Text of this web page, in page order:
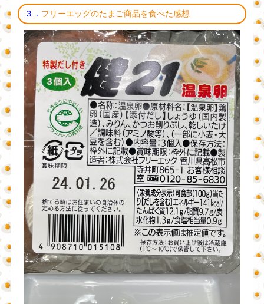
３． フリーエッグのたまご商品を食べた感想